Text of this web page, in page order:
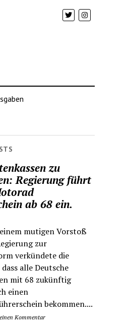
zu
Regierung führt
ab 68 ein.
mutigen Vorstoß
zur
verkündete die
alle Deutsche
mit 68 zukünftig
einen
bekommen....
Kommentar